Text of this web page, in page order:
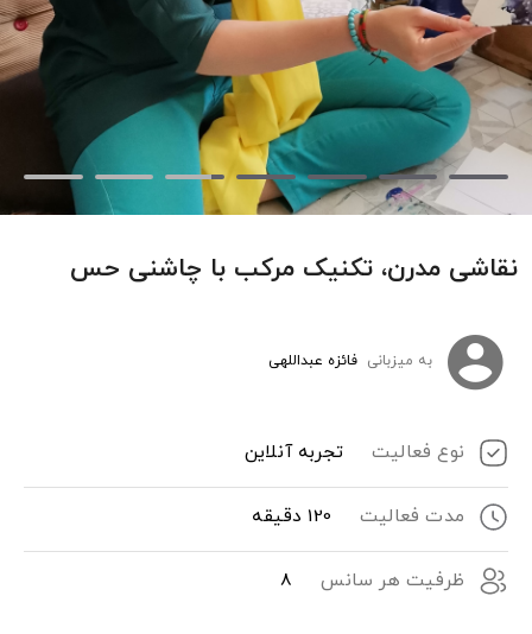
نقاشی مدرن، تکنیک مرکب با چاشنی حس
به میزبانی فائزه عبداللهی
نوع فعالیت تجربه آنلاین
مدت فعالیت 120 دقیقه
ظرفیت هر سانس 8